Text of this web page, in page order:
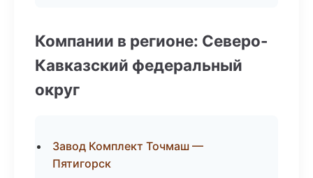
Компании в регионе: Северо-
Кавказский федеральный
округ
Завод Комплект Точмаш —
Пятигорск